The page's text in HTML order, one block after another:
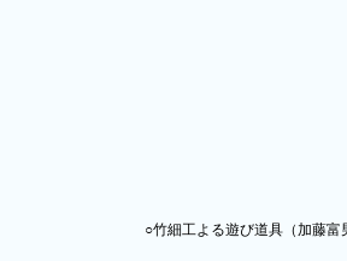
○竹細工よる遊び道具（加藤富